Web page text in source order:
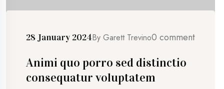
28 January 2024By Garett Trevino0 comment
Animi quo porro sed distinctio
consequatur voluptatem